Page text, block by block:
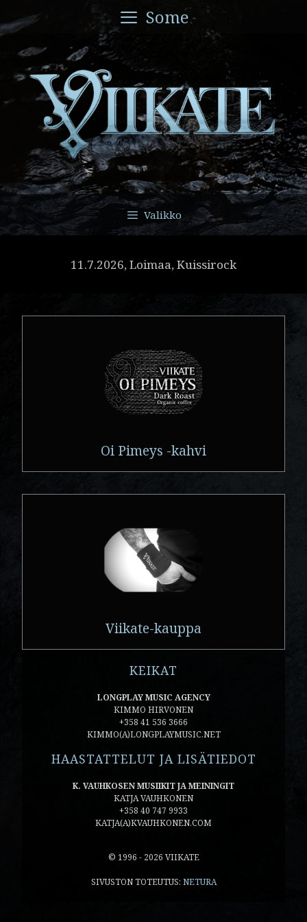
sisältöön
Some
Valikko
11.7.2026, Loimaa, Kuissirock
Oi Pimeys -kahvi
Viikate-kauppa
KEIKAT
LONGPLAY MUSIC AGENCY
KIMMO HIRVONEN
+358 41 536 3666
KIMMO(A)LONGPLAYMUSIC.NET
HAASTATTELUT JA LISÄTIEDOT
K. VAUHKOSEN MUSIIKIT JA MEININGIT
KATJA VAUHKONEN
+358 40 747 9933
KATJA(A)KVAUHKONEN.COM
© 1996 - 2026 VIIKATE
SIVUSTON TOTEUTUS: NETURA